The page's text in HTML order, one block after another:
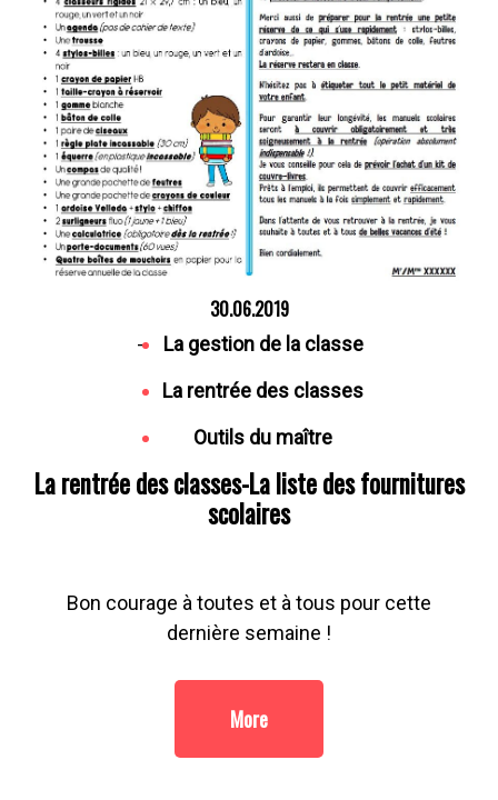
30.06.2019
-
La gestion de la classe
La rentrée des classes
Outils du maître
La rentrée des classes-La liste des fournitures
scolaires
Bon courage à toutes et à tous pour cette
dernière semaine !
More